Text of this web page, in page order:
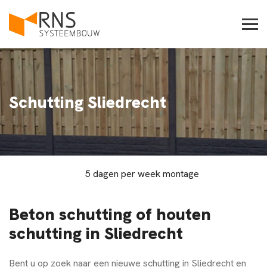
Schutting Sliedrecht
5 dagen per week montage
Beton schutting of houten
schutting in Sliedrecht
Bent u op zoek naar een nieuwe schutting in Sliedrecht en